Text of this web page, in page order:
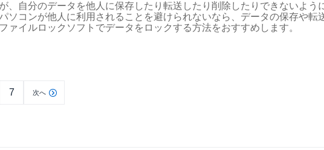
、自分のデータを他人に保存したり転送したり削除したりできないよう
ソコンが他人に利用されることを避けられないなら、データの保存や転
ァイルロックソフトでデータをロックする方法をおすすめします。
7 次へ